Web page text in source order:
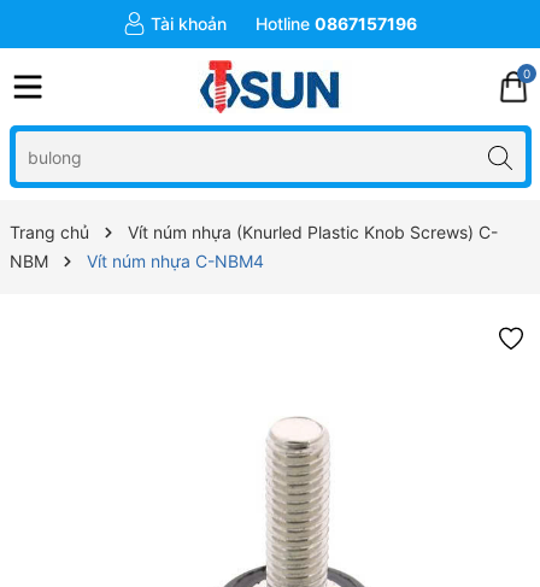
Tài khoản Hotline 0867157196
0
Trang chủ
Vít núm nhựa (Knurled Plastic Knob Screws) C-
NBM
Vít núm nhựa C-NBM4